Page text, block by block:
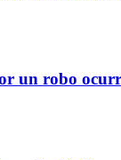
un robo